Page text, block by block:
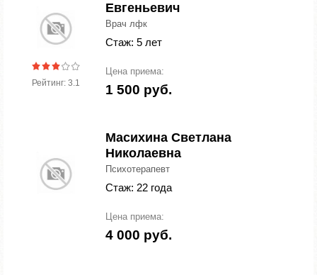
Рейтинг: 3.1
Евгеньевич
Врач лфк
Стаж: 5 лет
Цена приема:
1 500 руб.
Масихина Светлана
Николаевна
Психотерапевт
Стаж: 22 года
Цена приема:
4 000 руб.